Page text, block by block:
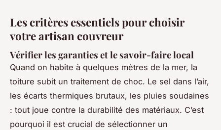
Les critères essentiels pour choisir
votre artisan couvreur
Vérifier les garanties et le savoir-faire local
Quand on habite à quelques mètres de la mer, la
toiture subit un traitement de choc. Le sel dans l’air,
les écarts thermiques brutaux, les pluies soudaines
: tout joue contre la durabilité des matériaux. C’est
pourquoi il est crucial de sélectionner un